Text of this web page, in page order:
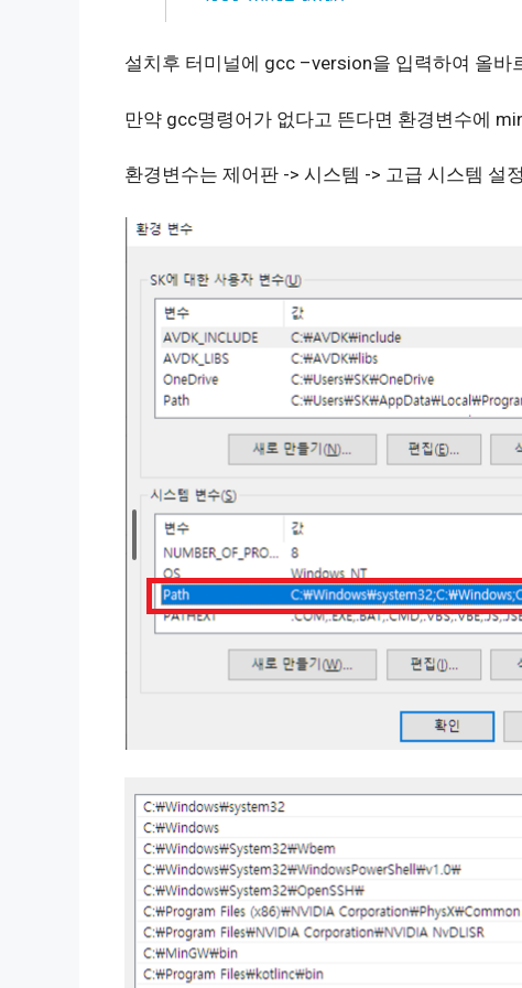
설치후 터미널에 gcc –version을 입력하여 올바
만약 gcc명령어가 없다고 뜬다면 환경변수에
환경변수는 제어판 -> 시스템 -> 고급 시스템 설